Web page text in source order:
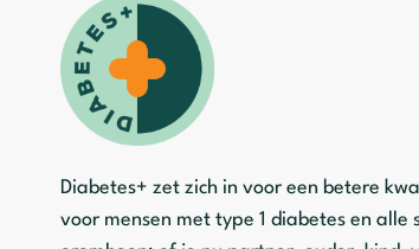
Diabetes+ zet zich in voor een betere
voor mensen met type 1 diabetes en alle